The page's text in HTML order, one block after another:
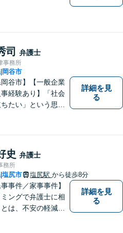
司 弁護士
事務所
| 岡谷市
岡谷市】【一般企業
経験あり】「社会
たい」という思い
県中南信の人々の
ために懸命に働き
・借金・交通事故
軽にご相談くださ
詳細を見
る
史 弁護士
務所
|塩尻市 塩尻駅 から徒歩8分
事事件／家事事件】
ングで弁護士に相
は、不安の軽減、
詳細を見
る